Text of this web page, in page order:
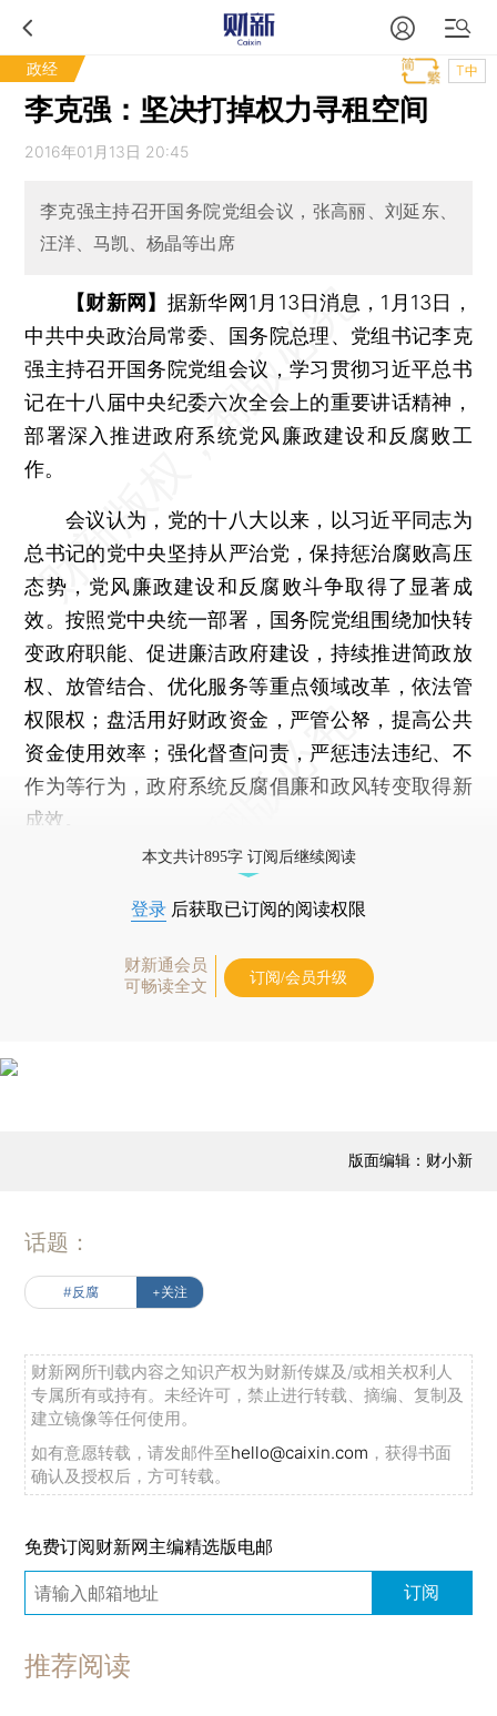
政经 T中
李克强：坚决打掉权力寻租空间
2016年01月13日 20:45
李克强主持召开国务院党组会议，张高丽、刘延东、
汪洋、马凯、杨晶等出席
【财新网】 据新华网1月13日消息，1月13日，
中共中央政治局常委、国务院总理、党组书记李克
强主持召开国务院党组会议，学习贯彻习近平总书
记在十八届中央纪委六次全会上的重要讲话精神，
部署深入推进政府系统党风廉政建设和反腐败工
作。
会议认为，党的十八大以来，以习近平同志为
总书记的党中央坚持从严治党，保持惩治腐败高压
态势，党风廉政建设和反腐败斗争取得了显著成
效。按照党中央统一部署，国务院党组围绕加快转
变政府职能、促进廉洁政府建设，持续推进简政放
权、放管结合、优化服务等重点领域改革，依法管
权限权；盘活用好财政资金，严管公帑，提高公共
资金使用效率；强化督查问责，严惩违法违纪、不
作为等行为，政府系统反腐倡廉和政风转变取得新
成效。
本文共计895字 订阅后继续阅读
登录 后获取已订阅的阅读权限
财新通会员
可畅读全文
订阅/会员升级
版面编辑：财小新
话题：
#反腐 +关注
财新网所刊载内容之知识产权为财新传媒及/或相关权利人
专属所有或持有。未经许可，禁止进行转载、摘编、复制及
建立镜像等任何使用。
如有意愿转载，请发邮件至hello@caixin.com ，获得书面
确认及授权后，方可转载。
免费订阅财新网主编精选版电邮
订阅
推荐阅读